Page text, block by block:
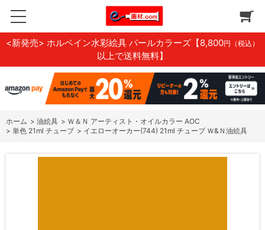
<新発売> ホルベイン水彩絵具 パールカラーズ 【8,800円（税込）
以上で送料無料】
ホーム > 油絵具 > Ｗ＆Ｎ アーティスト・オイルカラー AOC
> 単色 21ml チューブ > イエローオーカー(744) 21ml チューブ Ｗ&Ｎ油絵具